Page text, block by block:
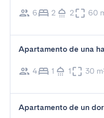
6 2 2 60
Apartamento de una
4 1 1 30
Apartamento de un